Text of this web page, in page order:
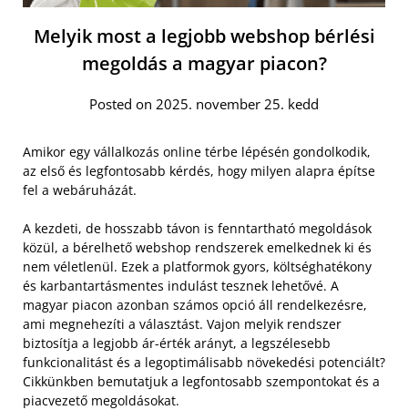
Melyik most a legjobb webshop bérlési
megoldás a magyar piacon?
Posted on 2025. november 25. kedd
Amikor egy vállalkozás online térbe lépésén gondolkodik,
az első és legfontosabb kérdés, hogy milyen alapra építse
fel a webáruházát.
A kezdeti, de hosszabb távon is fenntartható megoldások
közül, a bérelhető webshop rendszerek emelkednek ki és
nem véletlenül. Ezek a platformok gyors, költséghatékony
és karbantartásmentes indulást tesznek lehetővé. A
magyar piacon azonban számos opció áll rendelkezésre,
ami megnehezíti a választást. Vajon melyik rendszer
biztosítja a legjobb ár-érték arányt, a legszélesebb
funkcionalitást és a legoptimálisabb növekedési potenciált?
Cikkünkben bemutatjuk a legfontosabb szempontokat és a
piacvezető megoldásokat.